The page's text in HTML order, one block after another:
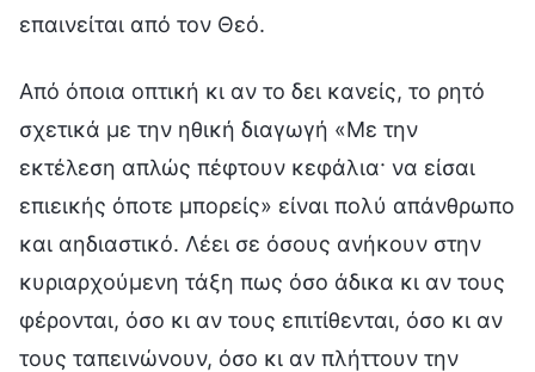
επαινείται από τον Θεό.
Από όποια οπτική κι αν το δει κανείς, το ρητό
σχετικά με την ηθική διαγωγή «Με την
εκτέλεση απλώς πέφτουν κεφάλια· να είσαι
επιεικής όποτε μπορείς» είναι πολύ απάνθρωπο
και αηδιαστικό. Λέει σε όσους ανήκουν στην
κυριαρχούμενη τάξη πως όσο άδικα κι αν τους
φέρονται, όσο κι αν τους επιτίθενται, όσο κι αν
τους ταπεινώνουν, όσο κι αν πλήττουν την